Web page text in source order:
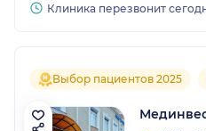
Клиника перезвонит
Выбор пациентов 2025